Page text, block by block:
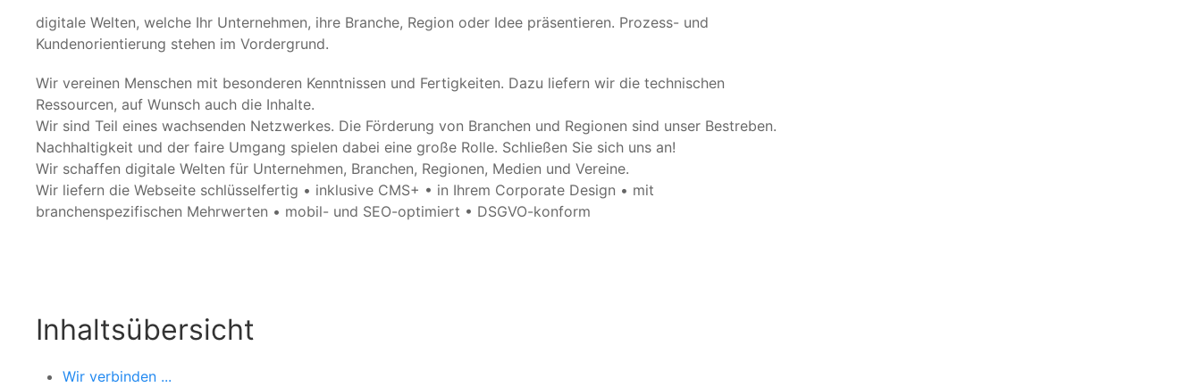
digitale Welten, welche Ihr Unternehmen, ihre Branche, Region oder Idee präsentieren. Prozess- und
Kundenorientierung stehen im Vordergrund.
Wir vereinen Menschen mit besonderen Kenntnissen und Fertigkeiten. Dazu liefern wir die technischen
Ressourcen, auf Wunsch auch die Inhalte.
Wir sind Teil eines wachsenden Netzwerkes. Die Förderung von Branchen und Regionen sind unser Bestreben.
Nachhaltigkeit und der faire Umgang spielen dabei eine große Rolle. Schließen Sie sich uns an!
Wir schaffen digitale Welten für Unternehmen, Branchen, Regionen, Medien und Vereine.
Wir liefern die Webseite schlüsselfertig • inklusive CMS+ • in Ihrem Corporate Design • mit
branchenspezifischen Mehrwerten • mobil- und SEO-optimiert • DSGVO-konform
Inhaltsübersicht
Wir verbinden ...